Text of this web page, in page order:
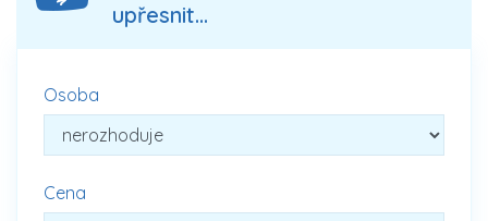
upřesnit...
Osoba
Cena